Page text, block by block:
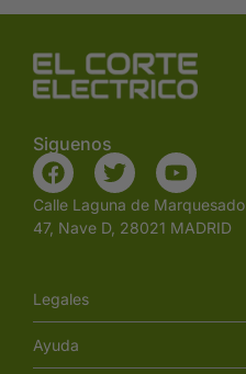
Siguenos
Calle Laguna de Marquesado
47, Nave D, 28021 MADRID
Legales
Ayuda